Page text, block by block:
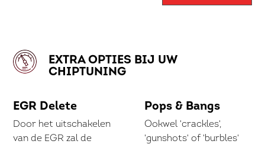
EXTRA OPTIES BIJ UW
CHIPTUNING
EGR Delete
Door het uitschakelen
van de EGR zal de
Pops & Bangs
Ookwel 'crackles',
'gunshots' of 'burbles'